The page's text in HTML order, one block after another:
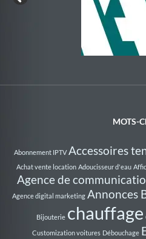
Au Rythme
MOTS-
Abonnement IPTV Accessoires
Achat vente location Adoucisseur d'eau
Agence de
Agence digital marketing Annonces
Bijouterie chauffage
Customization voitures Débouchage